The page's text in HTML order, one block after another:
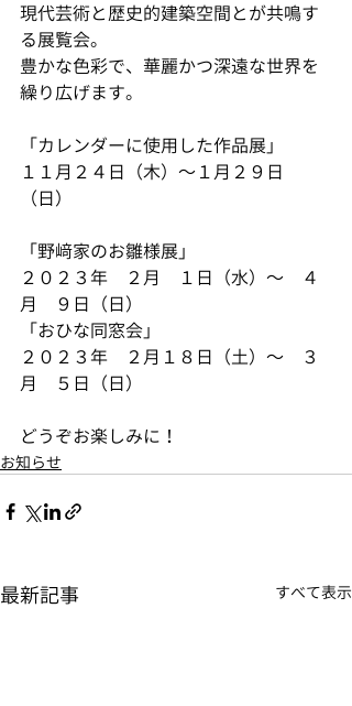
現代芸術と歴史的建築空間とが共鳴す
る展覧会。
豊かな色彩で、華麗かつ深遠な世界を
繰り広げます。
「カレンダーに使用した作品展」
１１月２４日（木）～１月２９日
（日）
「野﨑家のお雛様展」
２０２３年　２月　１日（水）～　４
月　９日（日）
「おひな同窓会」
２０２３年　２月１８日（土）～　３
月　５日（日）
どうぞお楽しみに！
お知らせ
最新記事 すべて表示